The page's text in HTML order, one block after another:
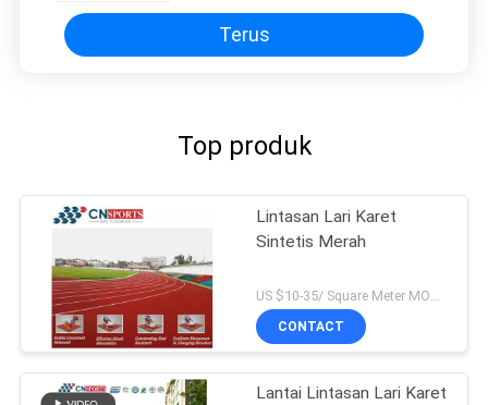
Terus
Top produk
Lintasan Lari Karet
Sintetis Merah
US $10-35/ Square Meter MOQ:/
CONTACT
Lantai Lintasan Lari Karet